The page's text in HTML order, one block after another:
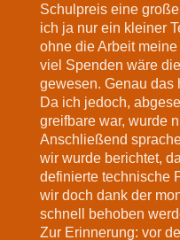
Schulpreis eine
ich ja nur ein kleiner
ohne die Arbeit
viel Spenden wäre
gewesen. Genau das
Da ich jedoch,
greifbare war, wurde
Anschließend
wir wurde berichtet,
definierte technische
wir doch dank der
schnell behoben
Zur Erinnerung: vor